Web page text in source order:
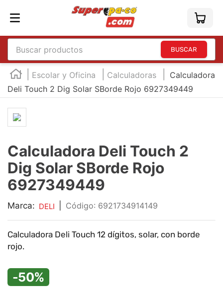
Buscar productos
Escolar y Oficina Calculadoras
Calculadora
Deli Touch 2 Dig Solar SBorde Rojo 6927349449
Calculadora Deli Touch 2
Dig Solar SBorde Rojo
6927349449
Marca: DELI : 6921734914149
Calculadora Deli Touch 12 dígitos, solar, con borde
rojo.
-50%
TÉRMINOS MÁS BUSCADOS
1.
england
3
5.
mouse
6.
marcadores
7.
audifonos
8.
teclado